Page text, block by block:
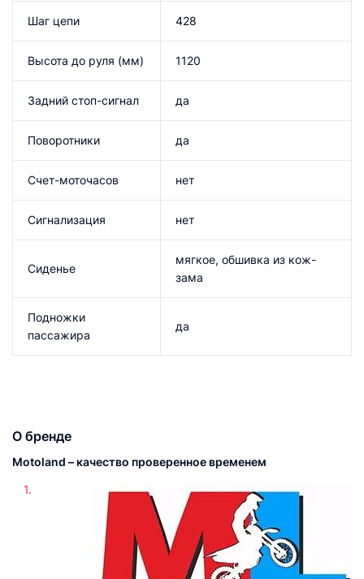
Шаг цепи 428
Высота до руля (мм) 1120
Задний стоп-сигнал да
Поворотники да
Счет-моточасов нет
Сигнализация нет
Сиденье
мягкое, обшивка из кож-
зама
Подножки
пассажира
да
О бренде
Motoland – качество проверенное временем